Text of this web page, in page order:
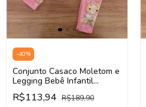
-40%
Conjunto Casaco Moletom e
Legging Bebê Infantil
Menina Infanti 90699 (Bege
Claro/Rosa)
R$113,94 R$189,90